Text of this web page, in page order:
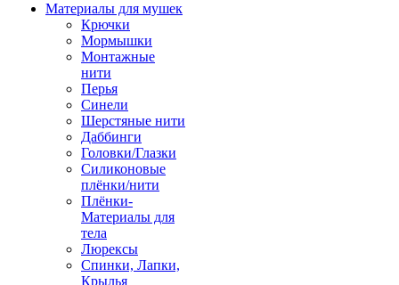
Материалы для мушек
Крючки
Мормышки
Монтажные
нити
Перья
Синели
Шерстяные нити
Даббинги
Головки/Глазки
Силиконовые
плёнки/нити
Плёнки-
Материалы для
тела
Люрексы
Спинки, Лапки,
Крылья